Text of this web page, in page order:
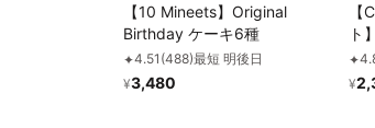
【10 Mineets】Original
Birthday ケーキ6種
✦4.51 (488)最短 明後日
¥3,480
ト
ー
チ
✦
¥